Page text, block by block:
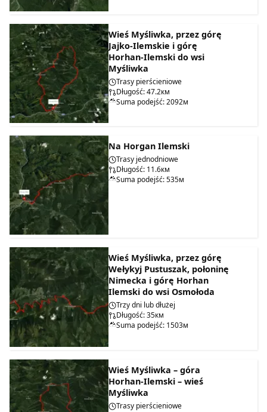
Wieś Myśliwka, przez górę
Jajko-Ilemskie i górę
Horhan-Ilemski do wsi
Myśliwka
Trasy pierścieniowe
Długość: 47.2км
Suma podejść: 2092м
Na Horgan Ilemski
Trasy jednodniowe
Długość: 11.6км
Suma podejść: 535м
Wieś Myśliwka, przez górę
Wełykyj Pustuszak, połoninę
Nimecka i górę Horhan
Ilemski do wsi Osmołoda
Trzy dni lub dłużej
Długość: 35км
Suma podejść: 1503м
Wieś Myśliwka – góra
Horhan-Ilemski – wieś
Myśliwka
Trasy pierścieniowe